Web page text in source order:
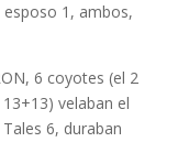
esposo 1, ambos,
6 coyotes (el 2
velaban el
6, duraban